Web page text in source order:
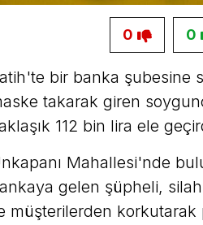
0
0
bir banka şubesine
takarak giren
112 bin lira ele
Mahallesi'nde
gelen şüpheli,
müşterilerden korkutarak